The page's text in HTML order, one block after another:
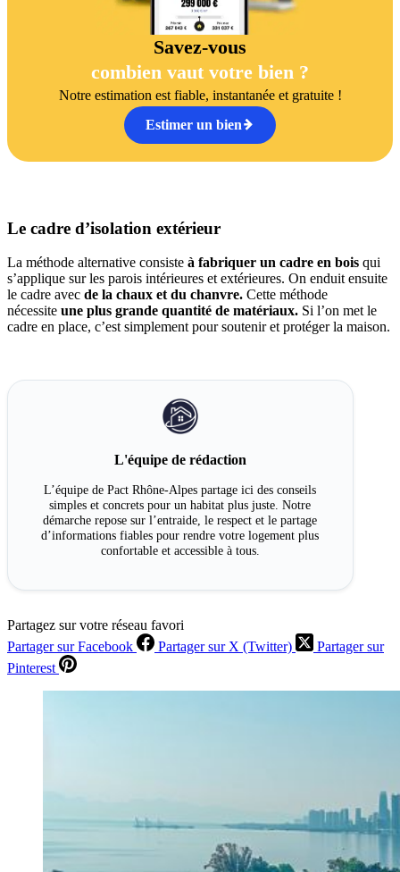
Savez-vous
combien vaut votre bien ?
Notre estimation est fiable, instantanée et gratuite !
Estimer un bien
Le cadre d’isolation extérieur
La méthode alternative consiste à fabriquer un cadre en bois qui
s’applique sur les parois intérieures et extérieures. On enduit ensuite
le cadre avec de la chaux et du chanvre. Cette méthode
nécessite une plus grande quantité de matériaux. Si l’on met le
cadre en place, c’est simplement pour soutenir et protéger la maison.
L'équipe de rédaction
L’équipe de Pact Rhône-Alpes partage ici des conseils
simples et concrets pour un habitat plus juste. Notre
démarche repose sur l’entraide, le respect et le partage
d’informations fiables pour rendre votre logement plus
confortable et accessible à tous.
Partagez sur votre réseau favori
Partager sur Facebook
Partager sur X (Twitter)
Partager sur
Pinterest